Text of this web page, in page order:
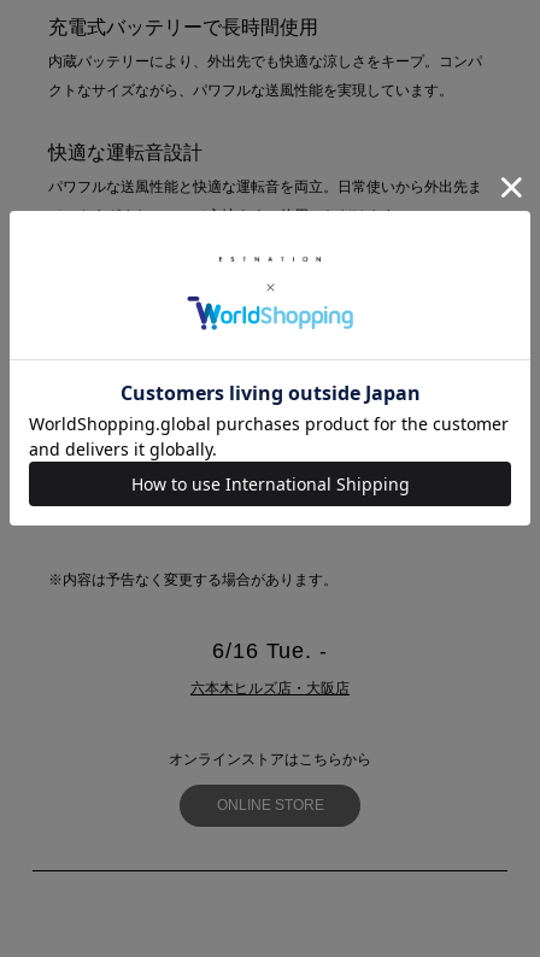
充電式バッテリーで長時間使用
内蔵バッテリーにより、外出先でも快適な涼しさをキープ。コンパ
クトなサイズながら、パワフルな送風性能を実現しています。
快適な運転音設計
パワフルな送風性能と快適な運転音を両立。日常使いから外出先ま
で、さまざまなシーンで心地よくご使用いただけます。
※内容は予告なく変更する場合があります。
6/16 Tue. -
六本木ヒルズ店・大阪店
オンラインストアはこちらから
ONLINE STORE